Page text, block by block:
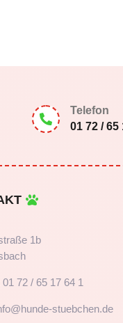

Telefon
01 72 / 65
1b
01 72 / 65 17 64 1
stuebchen.de